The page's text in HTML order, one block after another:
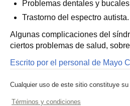
Problemas dentales y
Trastorno del espectro autista.
Algunas complicaciones del
ciertos problemas de salud,
Escrito por el personal de Mayo
Cualquier uso de este sitio constituye
Términos y condiciones